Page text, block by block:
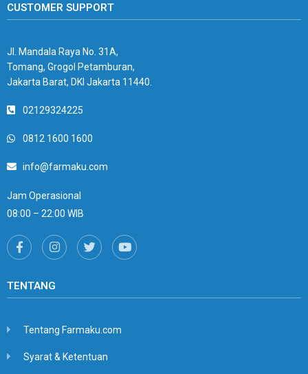
CUSTOMER SUPPORT
Jl. Mandala Raya No. 31A,
Tomang, Grogol Petamburan,
Jakarta Barat, DKI Jakarta 11440.
02129324225
0812 1600 1600
info@farmaku.com
Jam Operasional
08:00 – 22:00 WIB
TENTANG
Tentang Farmaku.com
Syarat & Ketentuan